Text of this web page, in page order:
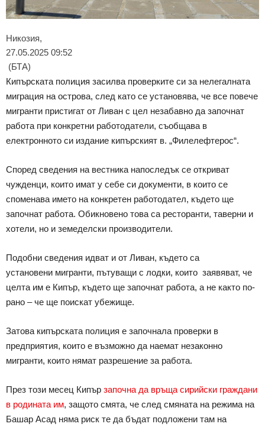
Никозия,
27.05.2025 09:52
(БТА)
Кипърската полиция засилва проверките си за нелегалната
миграция на острова, след като се установява, че все повече
мигранти пристигат от Ливан с цел незабавно да започнат
работа при конкретни работодатели, съобщава в
електронното си издание кипърският в. „Филелефтерос“.
Според сведения на вестника напоследък се откриват
чужденци, които имат у себе си документи, в които се
споменава името на конкретен работодател, където ще
започнат работа. Обикновено това са ресторанти, таверни и
хотели, но и земеделски производители.
Подобни сведения идват и от Ливан, където са
установени мигранти, пътуващи с лодки, които заявяват, че
целта им е Кипър, където ще започнат работа, а не както по-
рано – че ще поискат убежище.
Затова кипърската полиция е започнала проверки в
предприятия, които е възможно да наемат незаконно
мигранти, които нямат разрешение за работа.
През този месец Кипър започна да връща сирийски граждани
в родината им, защото смята, че след смяната на режима на
Башар Асад няма риск те да бъдат подложени там на